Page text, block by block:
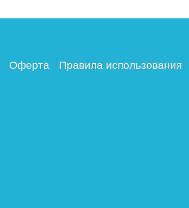
Оферта Правила использования